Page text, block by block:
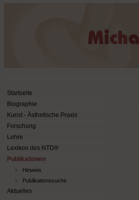
Startseite
Biographie
Kunst - Ästhetische Praxis
Forschung
Lehre
Lexikon des NTD®
Publikationen
Hinweis
Publikationssuche
Aktuelles